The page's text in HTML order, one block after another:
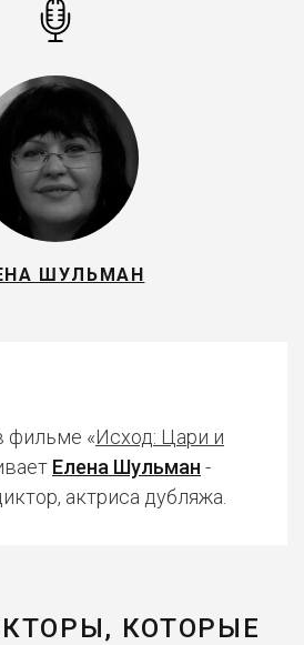
ШУЛЬМАН
фильме «Исход: Цари и
Елена Шульман -
актриса дубляжа.
КОТОРЫЕ